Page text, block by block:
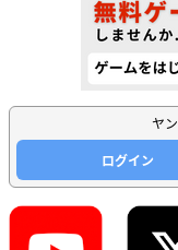
ヤ
ログイン